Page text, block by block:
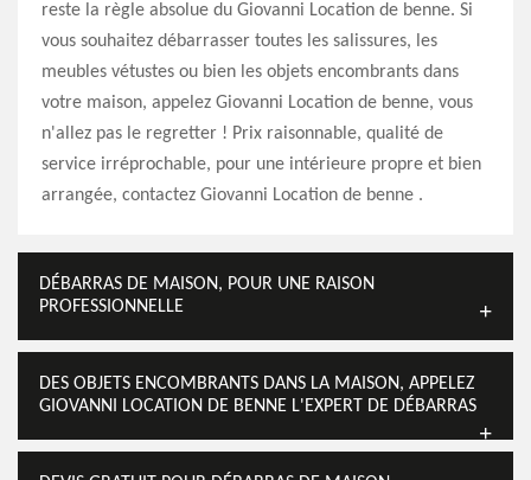
reste la règle absolue du Giovanni Location de benne. Si
vous souhaitez débarrasser toutes les salissures, les
meubles vétustes ou bien les objets encombrants dans
votre maison, appelez Giovanni Location de benne, vous
n'allez pas le regretter ! Prix raisonnable, qualité de
service irréprochable, pour une intérieure propre et bien
arrangée, contactez Giovanni Location de benne .
DÉBARRAS DE MAISON, POUR UNE RAISON
PROFESSIONNELLE
DES OBJETS ENCOMBRANTS DANS LA MAISON, APPELEZ
GIOVANNI LOCATION DE BENNE L'EXPERT DE DÉBARRAS